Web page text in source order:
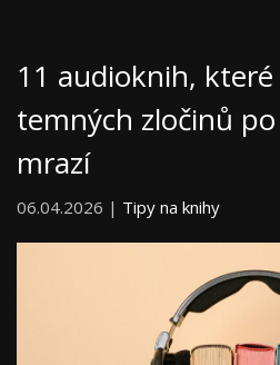
11 audioknih,
temných zločinů
mrazí
06.04.2026 | Tipy na knihy